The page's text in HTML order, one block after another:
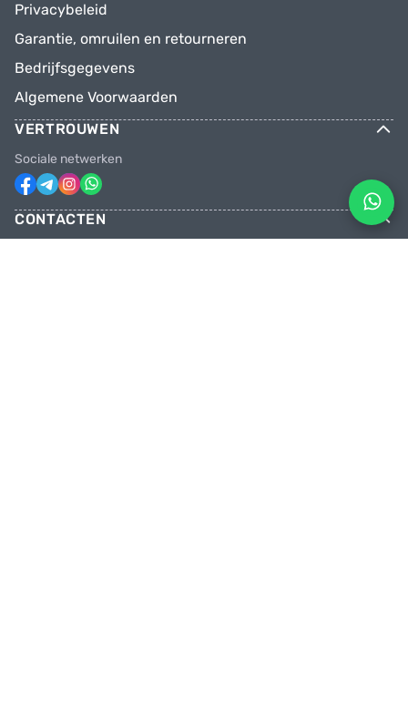
Privacybeleid
Garantie, omruilen en retourneren
Bedrijfsgegevens
Algemene Voorwaarden
VERTROUWEN
Sociale netwerken
CONTACTEN